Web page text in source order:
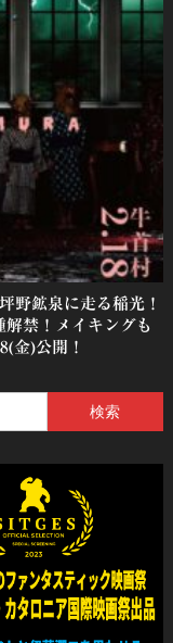
野鉱泉に走る稲光！
禁！メイキングも
金)公開！
索: